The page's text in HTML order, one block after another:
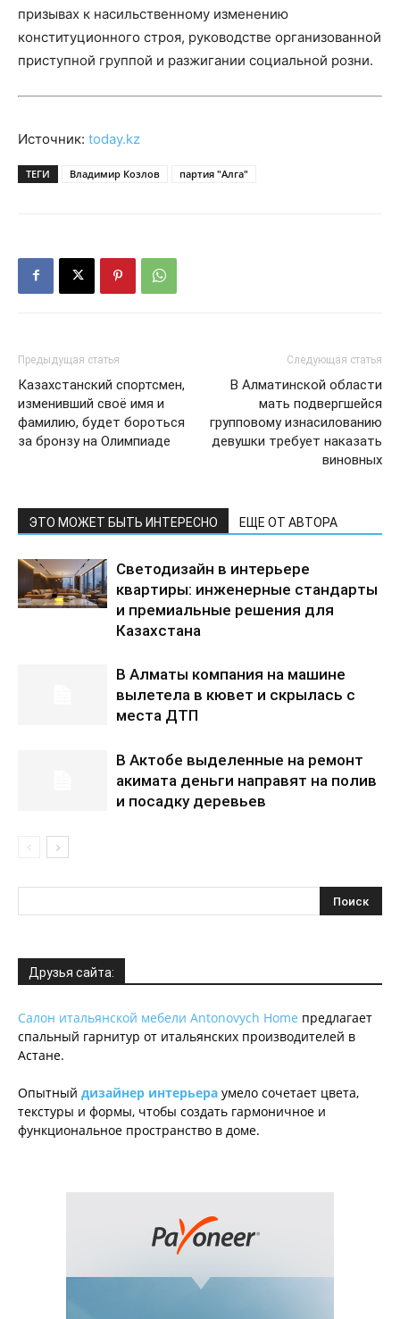
призывах к насильственному изменению
конституционного строя, руководстве организованной
приступной группой и разжигании социальной розни.
Источник: today.kz
ТЕГИ Владимир Козлов партия "Алга"
Предыдущая статья
Казахстанский спортсмен,
изменивший своё имя и
фамилию, будет бороться
за бронзу на Олимпиаде
Следующая статья
В Алматинской области
мать подвергшейся
групповому изнасилованию
девушки требует наказать
виновных
ЭТО МОЖЕТ БЫТЬ ИНТЕРЕСНО ЕЩЕ ОТ АВТОРА
Светодизайн в интерьере
квартиры: инженерные стандарты
и премиальные решения для
Казахстана
В Алматы компания на машине
вылетела в кювет и скрылась с
места ДТП
В Актобе выделенные на ремонт
акимата деньги направят на полив
и посадку деревьев
Друзья сайта:
Салон итальянской мебели Antonovych Home предлагает
спальный гарнитур от итальянских производителей в
Астане.
Опытный дизайнер интерьера умело сочетает цвета,
текстуры и формы, чтобы создать гармоничное и
функциональное пространство в доме.